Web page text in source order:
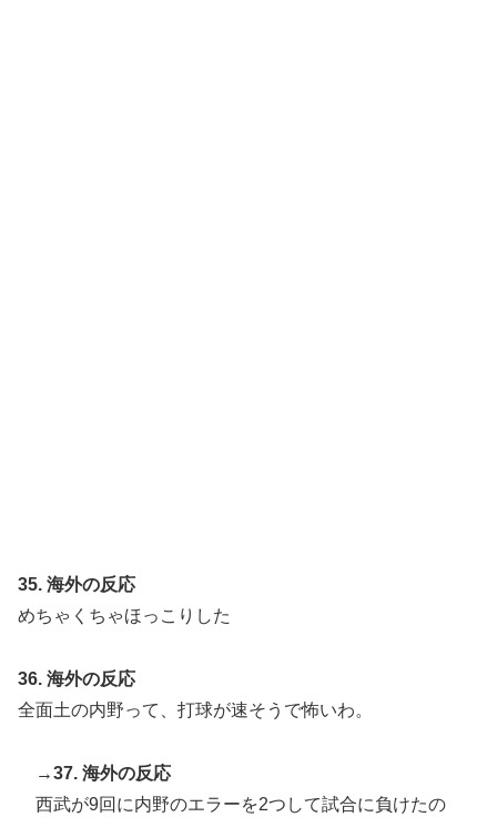
35. 海外の反応
めちゃくちゃほっこりした
36. 海外の反応
全面土の内野って、打球が速そうで怖いわ。
→37. 海外の反応
西武が9回に内野のエラーを2つして試合に負けたの